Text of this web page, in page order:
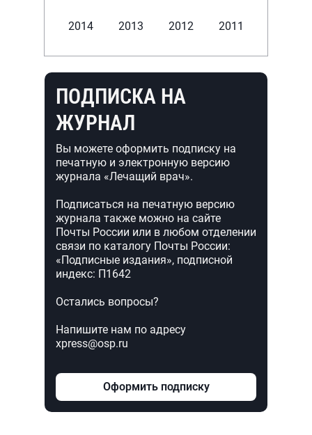
2014 2013 2012 2011
ПОДПИСКА НА
ЖУРНАЛ
Вы можете оформить подписку на
печатную и электронную версию
журнала «Лечащий врач».
Подписаться на печатную версию
журнала также можно на сайте
Почты России или в любом отделении
связи по каталогу Почты России:
«Подписные издания», подписной
индекс: П1642
Остались вопросы?
Напишите нам по адресу
xpress@osp.ru
Оформить подписку